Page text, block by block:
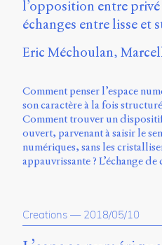
l’opposition entre
échanges entre lisse et
Eric Méchoulan
Comment penser l’espace
son caractère à la fois
Comment trouver un
ouvert, parvenant à saisir le
numériques, sans les
appauvrissante ? L’échange
Creations — 2018/05/10